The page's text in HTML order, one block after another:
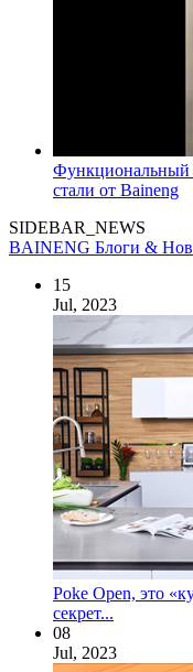
стали от Baineng
SIDEBAR_NEWS
BAINENG Блоги &
15
Jul, 2023
Poke Open, это
секрет...
08
Jul, 2023